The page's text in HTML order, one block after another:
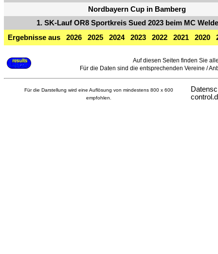
Nordbayern Cup in Bamberg
1. SK-Lauf OR8 Sportkreis Sued 2023 beim MC
Ergebnisse aus
2026 2025 2024 2023 2022 2021 2020
Auf diesen Seiten finden Sie
Für die Daten sind die entsprechenden Vereine /
Für die Darstellung wird eine Auflösung von mindestens 800 x 600
empfohlen.